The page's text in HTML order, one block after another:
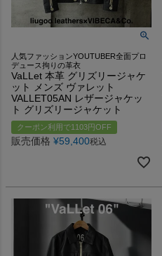
人気ファッションYOUTUBER全面プロ
デュース拘りの革衣
VaLLet 本革 グリズリージャケ
ット メンズ ヴァレット
VALLET05AN レザージャケッ
ト グリズリージャケット
クーポン利用で1103円OFF
販売価格 ¥59,400税込